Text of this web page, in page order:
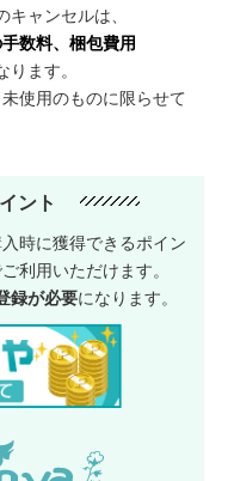
ャンセルは、
数料、梱包費用
ります。
使用のものに限らせて
ント
時に獲得できるポイン
利用いただけます。
録が必要になります。